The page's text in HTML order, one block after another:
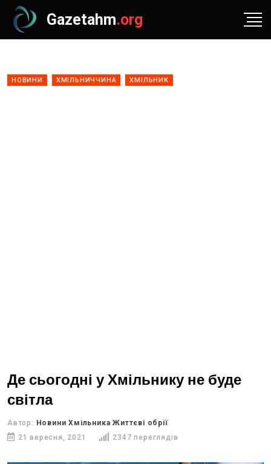
Gazetahm.org
НОВИНИ ХМІЛЬНИЧЧИНА ХМІЛЬНИК
Де сьогодні у Хмільнику не буде
світла
Автор: Новини Хмільника Життєві обрії
21 вересня, 2021
2347 переглядів